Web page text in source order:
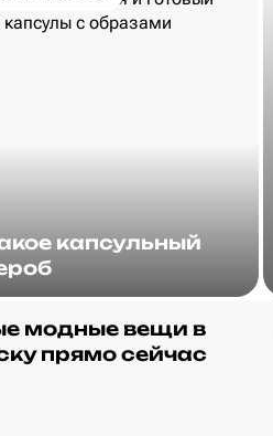
капсульный
модные вещи в
прямо сейчас